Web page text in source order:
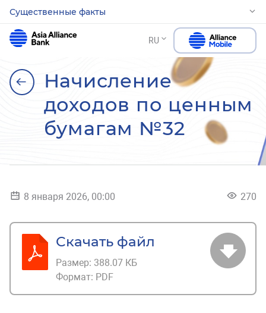
Существенные факты
RU
Начисление
доходов по ценным
бумагам №32
8 января 2026, 00:00 270
Скачать файл
Размер: 388.07 КБ
Формат: PDF